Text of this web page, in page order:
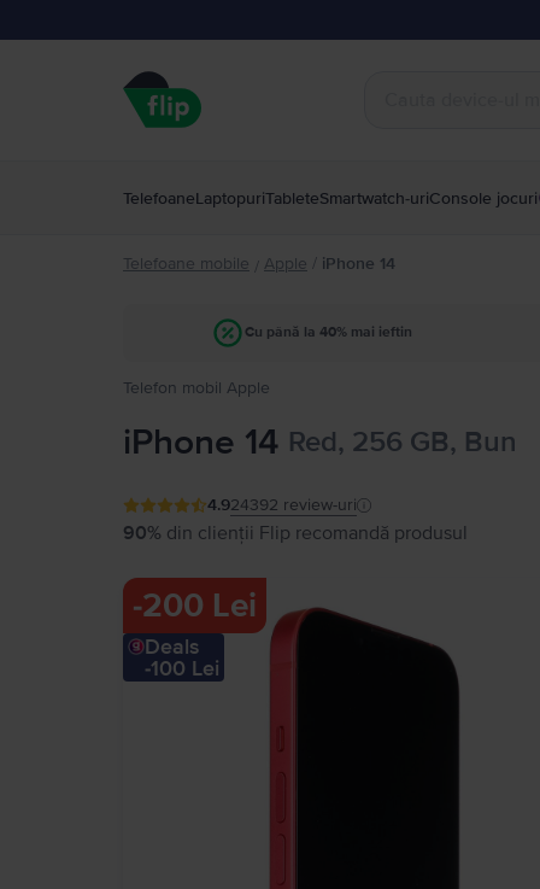
TelefoaneLaptopuriTableteSmartwatch-uriConsole jocuri
Telefoane mobile / Apple / iPhone 14
Cu până la 40% mai ieftin
Telefon mobil Apple
iPhone 14 Red, 256 GB, Bun
4.924392 review-uri
90% din clienții Flip recomandă produsul
-200 Lei
Deals
-100 Lei